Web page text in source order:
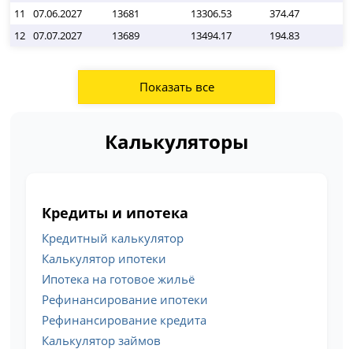
11
07.06.2027 13681 13306.53 374.47
12 07.07.2027 13689 13494.17 194.83
Показать все
Калькуляторы
Кредиты и ипотека
Кредитный калькулятор
Калькулятор ипотеки
Ипотека на готовое жильё
Рефинансирование ипотеки
Рефинансирование кредита
Калькулятор займов